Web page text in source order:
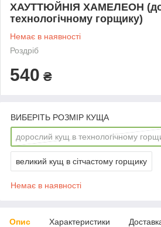
ХАУТТЮЙНІЯ ХАМЕЛЕОН
технологічному горщику)
Немає в наявності
Роздріб
540 ₴
ВИБЕРІТЬ РОЗМІР КУЩА
дорослий кущ в технологічному
великий кущ в сітчастому горщику
Немає в наявності
Опис Характеристики